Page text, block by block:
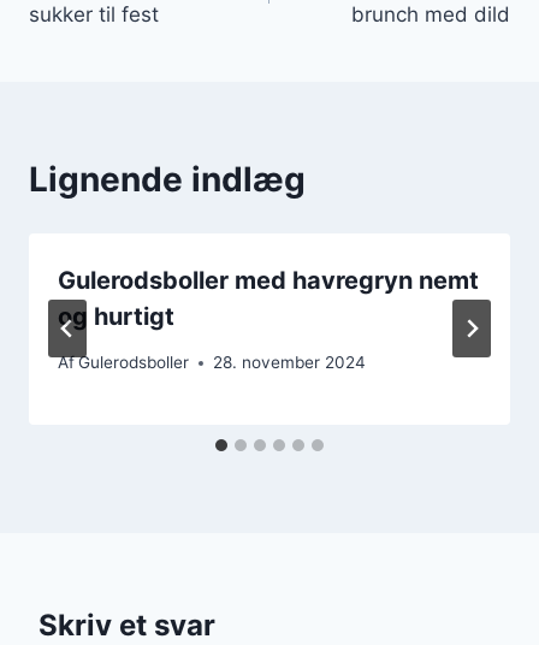
sukker til fest
brunch med dild
Lignende indlæg
Gulerodsboller med havregryn nemt
og hurtigt
AfGulerodsboller 28. november 2024
Skriv et svar